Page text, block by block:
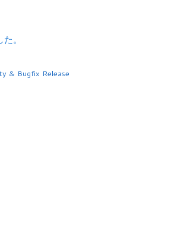
。
& Bugfix Release